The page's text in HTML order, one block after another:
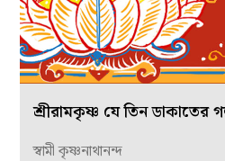
শ্রীরামকৃষ্ণ যে তিন ডাকাতের
স্বামী কৃষ্ণনাথানন্দ